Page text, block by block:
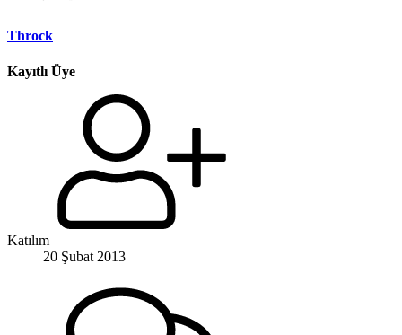
Throck
Kayıtlı Üye
Katılım
20 Şubat 2013